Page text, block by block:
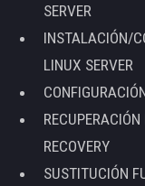
SERVER
INSTALACIÓN/
LINUX SERVER
RECOVERY
SUSTITUCIÓN